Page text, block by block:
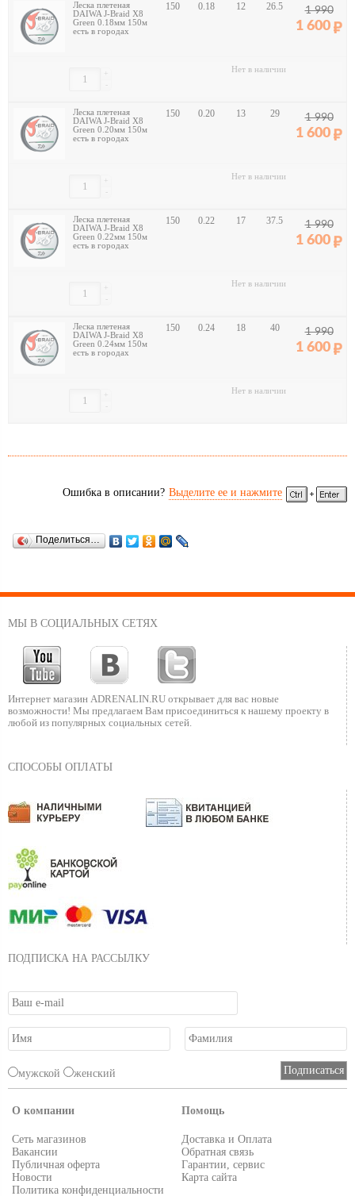
Леска плетеная
DAIWA J-Braid X8
Green 0.18мм 150м
есть в городах
150 0.18 12 26.5 1 990
1 600
-
+ Нет в наличии
Леска плетеная
DAIWA J-Braid X8
Green 0.20мм 150м
есть в городах
150 0.20 13 29 1 990
1 600
-
+ Нет в наличии
Леска плетеная
DAIWA J-Braid X8
Green 0.22мм 150м
есть в городах
150 0.22 17 37.5 1 990
1 600
-
+ Нет в наличии
Леска плетеная
DAIWA J-Braid X8
Green 0.24мм 150м
есть в городах
150 0.24 18 40 1 990
1 600
-
+ Нет в наличии
Ошибка в описании? Выделите ее и нажмите
Поделиться…
МЫ В СОЦИАЛЬНЫХ СЕТЯХ
Интернет магазин ADRENALIN.RU открывает для вас новые
возможности! Мы предлагаем Вам присоединиться к нашему проекту в
любой из популярных социальных сетей.
СПОСОБЫ ОПЛАТЫ
ПОДПИСКА НА РАССЫЛКУ
мужской женский
О компании
Сеть магазинов
Вакансии
Публичная оферта
Новости
Политика конфиденциальности
Помощь
Доставка и Оплата
Обратная связь
Гарантии, сервис
Карта сайта